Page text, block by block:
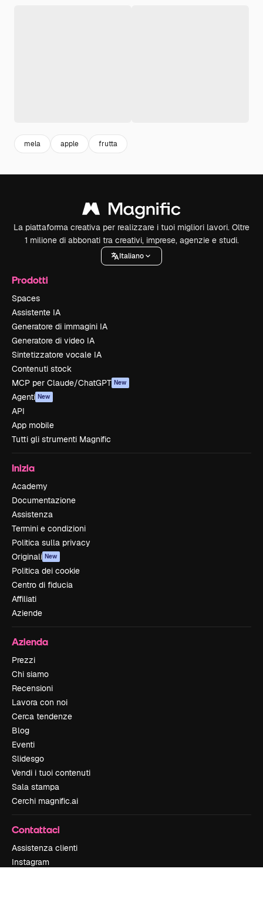
mela apple frutta
La piattaforma creativa per realizzare i tuoi migliori lavori. Oltre
1 milione di abbonati tra creativi, imprese, agenzie e studi.
Italiano
Prodotti
Spaces
Assistente IA
Generatore di immagini IA
Generatore di video IA
Sintetizzatore vocale IA
Contenuti stock
MCP per Claude/ChatGPT New
Agenti New
API
App mobile
Tutti gli strumenti Magnific
Inizia
Academy
Documentazione
Assistenza
Termini e condizioni
Politica sulla privacy
Originali New
Politica dei cookie
Centro di fiducia
Affiliati
Aziende
Azienda
Prezzi
Chi siamo
Recensioni
Lavora con noi
Cerca tendenze
Blog
Eventi
Slidesgo
Vendi i tuoi contenuti
Sala stampa
Cerchi magnific.ai
Contattaci
Assistenza clienti
Instagram